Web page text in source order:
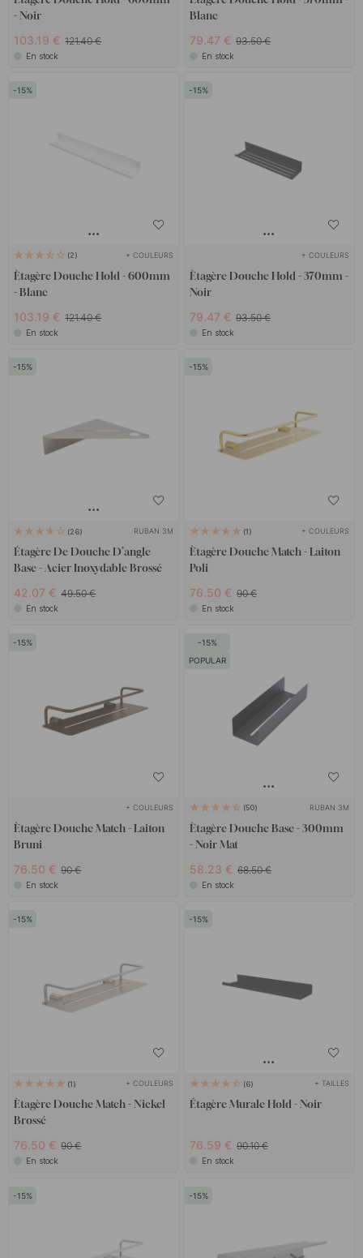
- Noir
103.19 € 121.40 €
En stock
Blanc
79.47 € 93.50 €
En stock
15
2 + COULEURS
Ètagère Douche Hold - 600mm
- Blanc
103.19 € 121.40 €
En stock
15
+ COULEURS
Ètagère Douche Hold - 370mm -
Noir
79.47 € 93.50 €
En stock
15
26 RUBAN 3M
Étagère De Douche D’angle
Base - Acier Inoxydable Brossé
42.07 € 49.50 €
En stock
15
1 + COULEURS
Ètagère Douche Match - Laiton
Poli
76.50 € 90 €
En stock
15
+ COULEURS
Ètagère Douche Match - Laiton
Bruni
76.50 € 90 €
En stock
15
POPULAR
50 RUBAN 3M
Ètagère Douche Base - 300mm
- Noir Mat
58.23 € 68.50 €
En stock
15
1 + COULEURS
Ètagère Douche Match - Nickel
Brossé
76.50 € 90 €
En stock
15
6 + TAILLES
Étagère Murale Hold - Noir
76.59 € 90.10 €
En stock
15 15